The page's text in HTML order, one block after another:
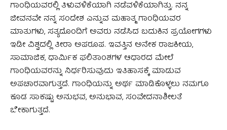
ಗಾಂಧಿಯವರಲ್ಲಿ ತಿಳುವಳಿಕೆಯಾಗಿ ನಡೆವಳಿಕೆಯಾಗಿತ್ತು. ನನ್ನ
ಜೀವನವೇ ನನ್ನ ಸಂದೇಶ ಎನ್ನುವ ಮಹಾತ್ಮ ಗಾಂಧಿಯವರ
ಮಾತುಗಳು, ಸತ್ಯದೊಂದಿಗೆ ಅವರು ನಡೆಸಿದ ಬದುಕಿನ ಪ್ರಯೋಗಗಳು
ಇಡೀ ವಿಶ್ವದಲ್ಲಿ ತೀರಾ ಅಪರೂಪ. ಇವತ್ತಿನ ಅನೇಕ ರಾಜಕೀಯ,
ಸಾಮಾಜಿಕ, ಧಾರ್ಮಿಕ ಫಲಿತಾಂಶಗಳ ಆಧಾರದ ಮೇಲೆ
ಗಾಂಧಿಯವರನ್ನು ನಿರ್ಧರಿಸುವುದು ಇತಿಹಾಸಕ್ಕೆ ಮಾಡುವ
ಅಪಚಾರವಾಗುತ್ತದೆ. ಗಾಂಧಿಯನ್ನು ಅರ್ಥ ಮಾಡಿಕೊಳ್ಳಲು ನಮಗೂ
ಕೂಡ ಸಾಕಷ್ಟು ಅನುಭವ, ಅನುಭಾವ, ಸಂವೇದನಾಶೀಲತೆ
ಬೇಕಾಗುತ್ತದೆ.